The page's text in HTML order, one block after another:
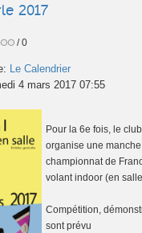
2017
/ 0
Le Calendrier
4 mars 2017 07:55
Pour la 6e fois, le
organise une
championnat de
volant indoor (en
Compétition,
sont prévu